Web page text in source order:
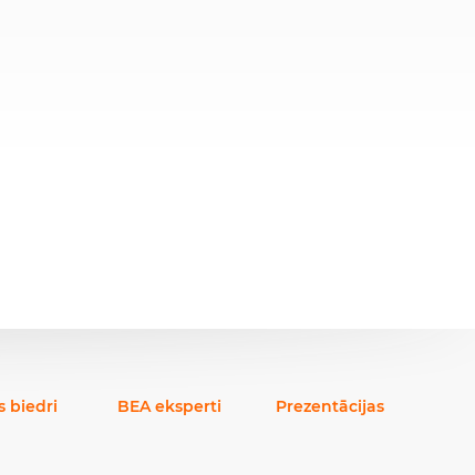
biedri BEA eksperti Prezentācijas